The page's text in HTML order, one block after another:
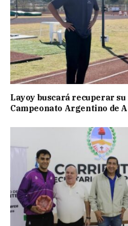
Layoy buscará recuperar
Campeonato Argentino de